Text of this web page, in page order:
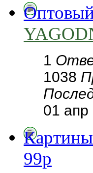
1
1038
01 апр
99р